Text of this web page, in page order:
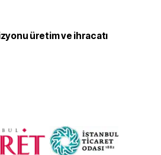
üretim ve ihracatı